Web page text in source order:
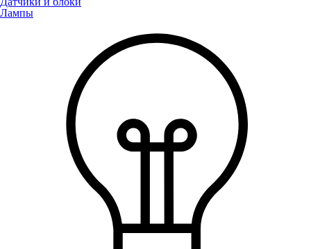
Лампы